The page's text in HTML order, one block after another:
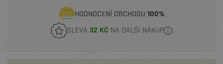
HODNOCENÍ OBCHODU 100%
SLEVA 32 KČ NA DALŠÍ NÁKUP